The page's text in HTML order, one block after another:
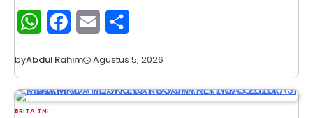
WhatsAppFacebook
Email
byAbdul Rahim Agustus 5, 2026
BRITA TNI